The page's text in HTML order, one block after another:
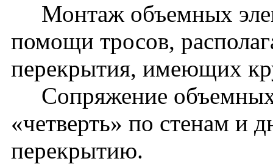
Монтаж объемных
помощи тросов,
перекрытия, имеющих
Сопряжение объемных
«четверть» по стенам
перекрытию.